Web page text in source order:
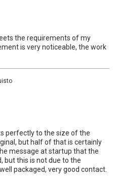
the requirements of my
is very noticeable, the work
perfectly to the size of the
but half of that is certainly
message at startup that the
but this is not due to the
packaged, very good contact.